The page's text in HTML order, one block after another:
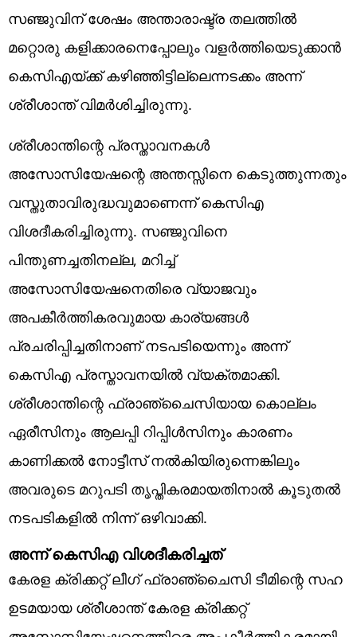
സഞ്ജുവിന് ശേഷം അന്താരാഷ്ട്ര തലത്തിൽ
മറ്റൊരു കളിക്കാരനെപ്പോലും വളർത്തിയെടുക്കാൻ
കെസിഎയ്ക്ക് കഴിഞ്ഞിട്ടില്ലെന്നടക്കം അന്ന്
ശ്രീശാന്ത് വിമര്‍ശിച്ചിരുന്നു.
ശ്രീശാന്തിന്റെ പ്രസ്താവനകൾ
അസോസിയേഷന്റെ അന്തസ്സിനെ കെടുത്തുന്നതും
വസ്തുതാവിരുദ്ധവുമാണെന്ന് കെസിഎ
വിശദീകരിച്ചിരുന്നു. സഞ്ജുവിനെ
പിന്തുണച്ചതിനല്ല, മറിച്ച്
അസോസിയേഷനെതിരെ വ്യാജവും
അപകീർത്തികരവുമായ കാര്യങ്ങൾ
പ്രചരിപ്പിച്ചതിനാണ് നടപടിയെന്നും അന്ന്
കെസിഎ പ്രസ്താവനയില്‍ വ്യക്തമാക്കി.
ശ്രീശാന്തിന്റെ ഫ്രാഞ്ചൈസിയായ കൊല്ലം
ഏരീസിനും ആലപ്പി റിപ്പിൾസിനും കാരണം
കാണിക്കൽ നോട്ടീസ് നൽകിയിരുന്നെങ്കിലും
അവരുടെ മറുപടി തൃപ്തികരമായതിനാൽ കൂടുതൽ
നടപടികളിൽ നിന്ന് ഒഴിവാക്കി.
അന്ന് കെസിഎ വിശദീകരിച്ചത്‌
കേരള ക്രിക്കറ്റ് ലീഗ് ഫ്രാഞ്ചൈസി ടീമിന്റെ സഹ
ഉടമയായ ശ്രീശാന്ത് കേരള ക്രിക്കറ്റ്